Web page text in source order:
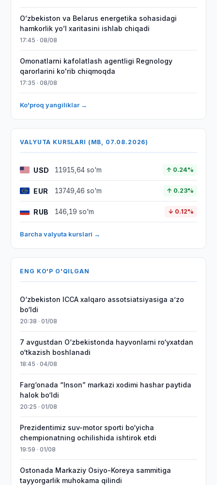
Oʻzbekiston va Belarus energetika sohasidagi
hamkorlik yoʻl xaritasini ishlab chiqadi
17:45 · 08/08
Omonatlarni kafolatlash agentligi Regnology
qarorlarini ko'rib chiqmoqda
17:35 · 08/08
Ko'proq yangiliklar →
VALYUTA KURSLARI (MB, 07.08.2026)
USD 11915,64 so'm ↑ 0.24%
EUR 13749,46 so'm ↑ 0.23%
RUB 146,19 so'm ↓ 0.12%
Barcha valyuta kurslari →
ENG KO'P O'QILGAN
O‘zbekiston ICCA xalqaro assotsiatsiyasiga aʼzo
bo‘ldi
20:38 · 01/08
7 avgustdan O‘zbekistonda hayvonlarni ro‘yxatdan
o‘tkazish boshlanadi
18:45 · 04/08
Farg‘onada “Inson” markazi xodimi hashar paytida
halok bo‘ldi
20:25 · 01/08
Prezidentimiz suv-motor sporti bo‘yicha
chempionatning ochilishida ishtirok etdi
19:59 · 01/08
Ostonada Markaziy Osiyo-Koreya sammitiga
tayyorgarlik muhokama qilindi